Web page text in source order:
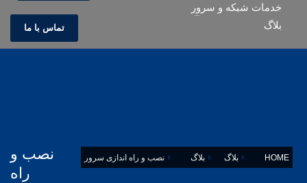
خدمات شبکه و سرور
بلاگ
تماس با ما
HOME بلاگ بلاگ نصب و راه اندازی سرور
نصب و
راه